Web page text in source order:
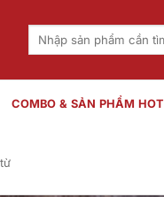
Tìm
COMBO & SẢN PHẨM HOT